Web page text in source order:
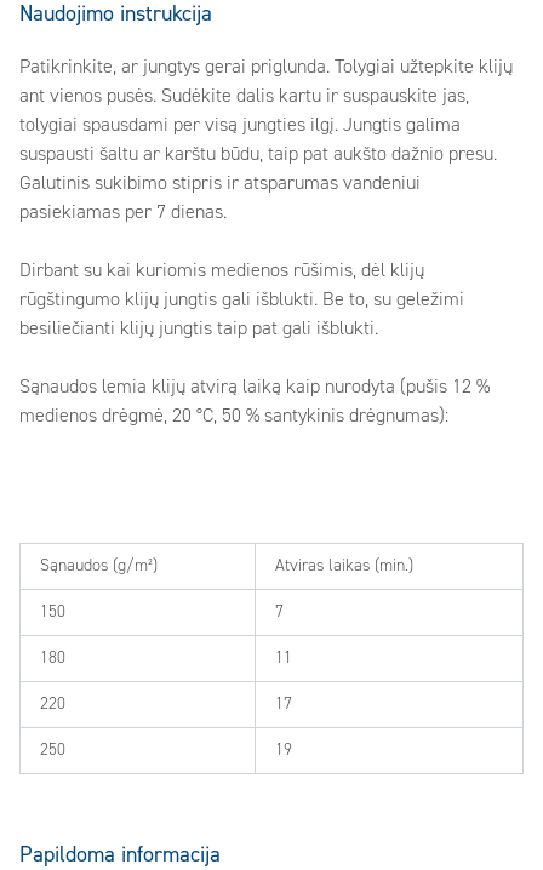
Naudojimo instrukcija
Patikrinkite, ar jungtys gerai priglunda. Tolygiai užtepkite klijų
ant vienos pusės. Sudėkite dalis kartu ir suspauskite jas,
tolygiai spausdami per visą jungties ilgį. Jungtis galima
suspausti šaltu ar karštu būdu, taip pat aukšto dažnio presu.
Galutinis sukibimo stipris ir atsparumas vandeniui
pasiekiamas per 7 dienas.
Dirbant su kai kuriomis medienos rūšimis, dėl klijų
rūgštingumo klijų jungtis gali išblukti. Be to, su geležimi
besiliečianti klijų jungtis taip pat gali išblukti.
Sąnaudos lemia klijų atvirą laiką kaip nurodyta (pušis 12 %
medienos drėgmė, 20 °C, 50 % santykinis drėgnumas):
Sąnaudos (g/m²) Atviras laikas (min.)
150 7
180 11
220 17
250 19
Papildoma informacija